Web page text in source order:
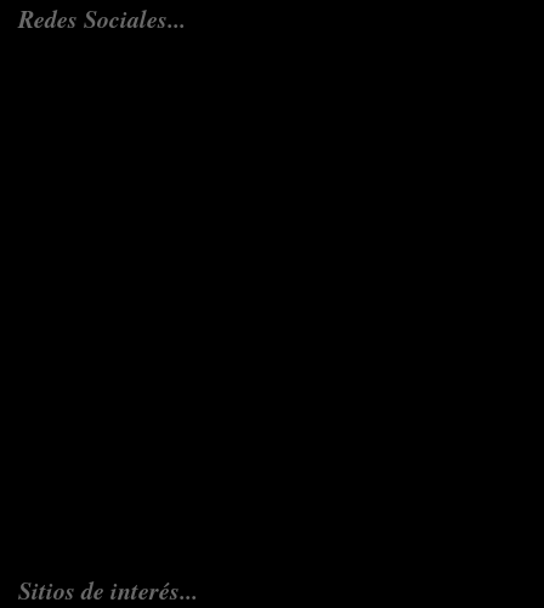
Redes Sociales...
Sitios de interés...